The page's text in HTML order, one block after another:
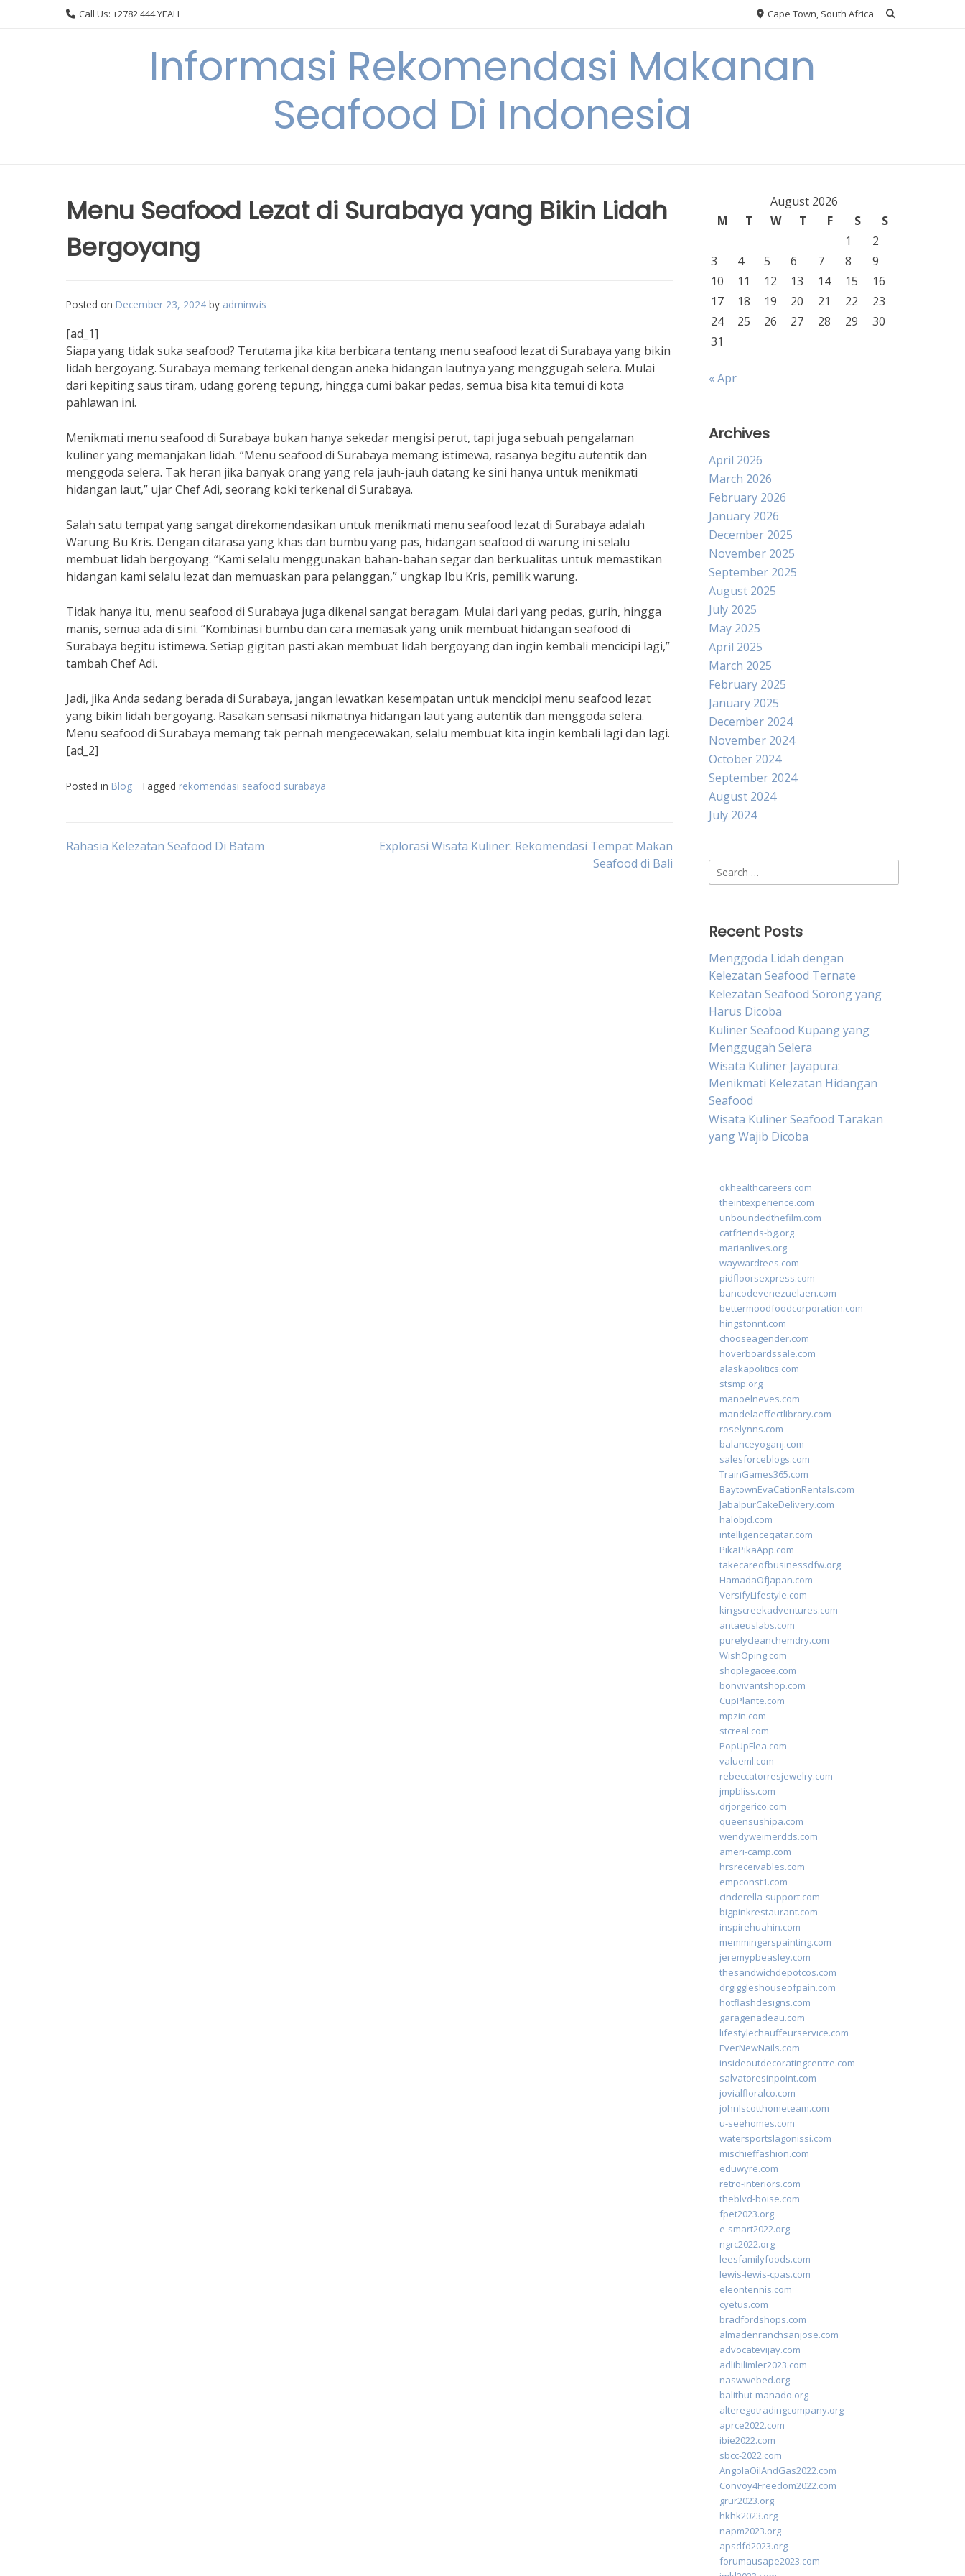
Call Us: +2782 444 YEAH Cape Town, South Africa
Informasi Rekomendasi Makanan
Seafood Di Indonesia
Menu Seafood Lezat di Surabaya yang Bikin Lidah
Bergoyang
Posted on December 23, 2024 by adminwis
[ad_1]
Siapa yang tidak suka seafood? Terutama jika kita berbicara tentang menu seafood lezat di Surabaya yang bikin
lidah bergoyang. Surabaya memang terkenal dengan aneka hidangan lautnya yang menggugah selera. Mulai
dari kepiting saus tiram, udang goreng tepung, hingga cumi bakar pedas, semua bisa kita temui di kota
pahlawan ini.
Menikmati menu seafood di Surabaya bukan hanya sekedar mengisi perut, tapi juga sebuah pengalaman
kuliner yang memanjakan lidah. “Menu seafood di Surabaya memang istimewa, rasanya begitu autentik dan
menggoda selera. Tak heran jika banyak orang yang rela jauh-jauh datang ke sini hanya untuk menikmati
hidangan laut,” ujar Chef Adi, seorang koki terkenal di Surabaya.
Salah satu tempat yang sangat direkomendasikan untuk menikmati menu seafood lezat di Surabaya adalah
Warung Bu Kris. Dengan citarasa yang khas dan bumbu yang pas, hidangan seafood di warung ini selalu
membuat lidah bergoyang. “Kami selalu menggunakan bahan-bahan segar dan berkualitas untuk memastikan
hidangan kami selalu lezat dan memuaskan para pelanggan,” ungkap Ibu Kris, pemilik warung.
Tidak hanya itu, menu seafood di Surabaya juga dikenal sangat beragam. Mulai dari yang pedas, gurih, hingga
manis, semua ada di sini. “Kombinasi bumbu dan cara memasak yang unik membuat hidangan seafood di
Surabaya begitu istimewa. Setiap gigitan pasti akan membuat lidah bergoyang dan ingin kembali mencicipi lagi,”
tambah Chef Adi.
Jadi, jika Anda sedang berada di Surabaya, jangan lewatkan kesempatan untuk mencicipi menu seafood lezat
yang bikin lidah bergoyang. Rasakan sensasi nikmatnya hidangan laut yang autentik dan menggoda selera.
Menu seafood di Surabaya memang tak pernah mengecewakan, selalu membuat kita ingin kembali lagi dan lagi.
[ad_2]
Posted in Blog Tagged rekomendasi seafood surabaya
Post
Rahasia Kelezatan Seafood Di Batam
Explorasi Wisata Kuliner: Rekomendasi Tempat Makan
Seafood di Bali
August 2026
M
T W T F S
S
1
2
3
4 5 6 7 8
9
10
11 12 13 14 15
16
17
18 19 20 21 22
23
24
25 26 27 28 29
30
31
« Apr
Archives
April 2026
March 2026
February 2026
January 2026
December 2025
November 2025
September 2025
August 2025
July 2025
May 2025
April 2025
March 2025
February 2025
January 2025
December 2024
November 2024
October 2024
September 2024
August 2024
July 2024
Search
for:
Recent Posts
Menggoda Lidah dengan
Kelezatan Seafood Ternate
Kelezatan Seafood Sorong yang
Harus Dicoba
Kuliner Seafood Kupang yang
Menggugah Selera
Wisata Kuliner Jayapura:
Menikmati Kelezatan Hidangan
Seafood
Wisata Kuliner Seafood Tarakan
yang Wajib Dicoba
okhealthcareers.com
theintexperience.com
unboundedthefilm.com
catfriends-bg.org
marianlives.org
waywardtees.com
pidfloorsexpress.com
bancodevenezuelaen.com
bettermoodfoodcorporation.com
hingstonnt.com
chooseagender.com
hoverboardssale.com
alaskapolitics.com
stsmp.org
manoelneves.com
mandelaeffectlibrary.com
roselynns.com
balanceyoganj.com
salesforceblogs.com
TrainGames365.com
BaytownEvaCationRentals.com
JabalpurCakeDelivery.com
halobjd.com
intelligenceqatar.com
PikaPikaApp.com
takecareofbusinessdfw.org
HamadaOfJapan.com
VersifyLifestyle.com
kingscreekadventures.com
antaeuslabs.com
purelycleanchemdry.com
WishOping.com
shoplegacee.com
bonvivantshop.com
CupPlante.com
mpzin.com
stcreal.com
PopUpFlea.com
valueml.com
rebeccatorresjewelry.com
jmpbliss.com
drjorgerico.com
queensushipa.com
wendyweimerdds.com
ameri-camp.com
hrsreceivables.com
empconst1.com
cinderella-support.com
bigpinkrestaurant.com
inspirehuahin.com
memmingerspainting.com
jeremypbeasley.com
thesandwichdepotcos.com
drgiggleshouseofpain.com
hotflashdesigns.com
garagenadeau.com
lifestylechauffeurservice.com
EverNewNails.com
insideoutdecoratingcentre.com
salvatoresinpoint.com
jovialfloralco.com
johnlscotthometeam.com
u-seehomes.com
watersportslagonissi.com
mischieffashion.com
eduwyre.com
retro-interiors.com
theblvd-boise.com
fpet2023.org
e-smart2022.org
ngrc2022.org
leesfamilyfoods.com
lewis-lewis-cpas.com
eleontennis.com
cyetus.com
bradfordshops.com
almadenranchsanjose.com
advocatevijay.com
adlibilimler2023.com
naswwebed.org
balithut-manado.org
alteregotradingcompany.org
aprce2022.com
ibie2022.com
sbcc-2022.com
AngolaOilAndGas2022.com
Convoy4Freedom2022.com
grur2023.org
hkhk2023.org
napm2023.org
apsdfd2023.org
forumausape2023.com